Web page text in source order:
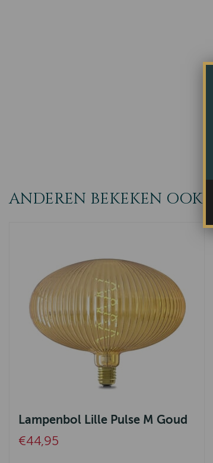
ANDEREN BEKEKEN OOK
Lampenbol Lille Pulse M Goud
€44,95